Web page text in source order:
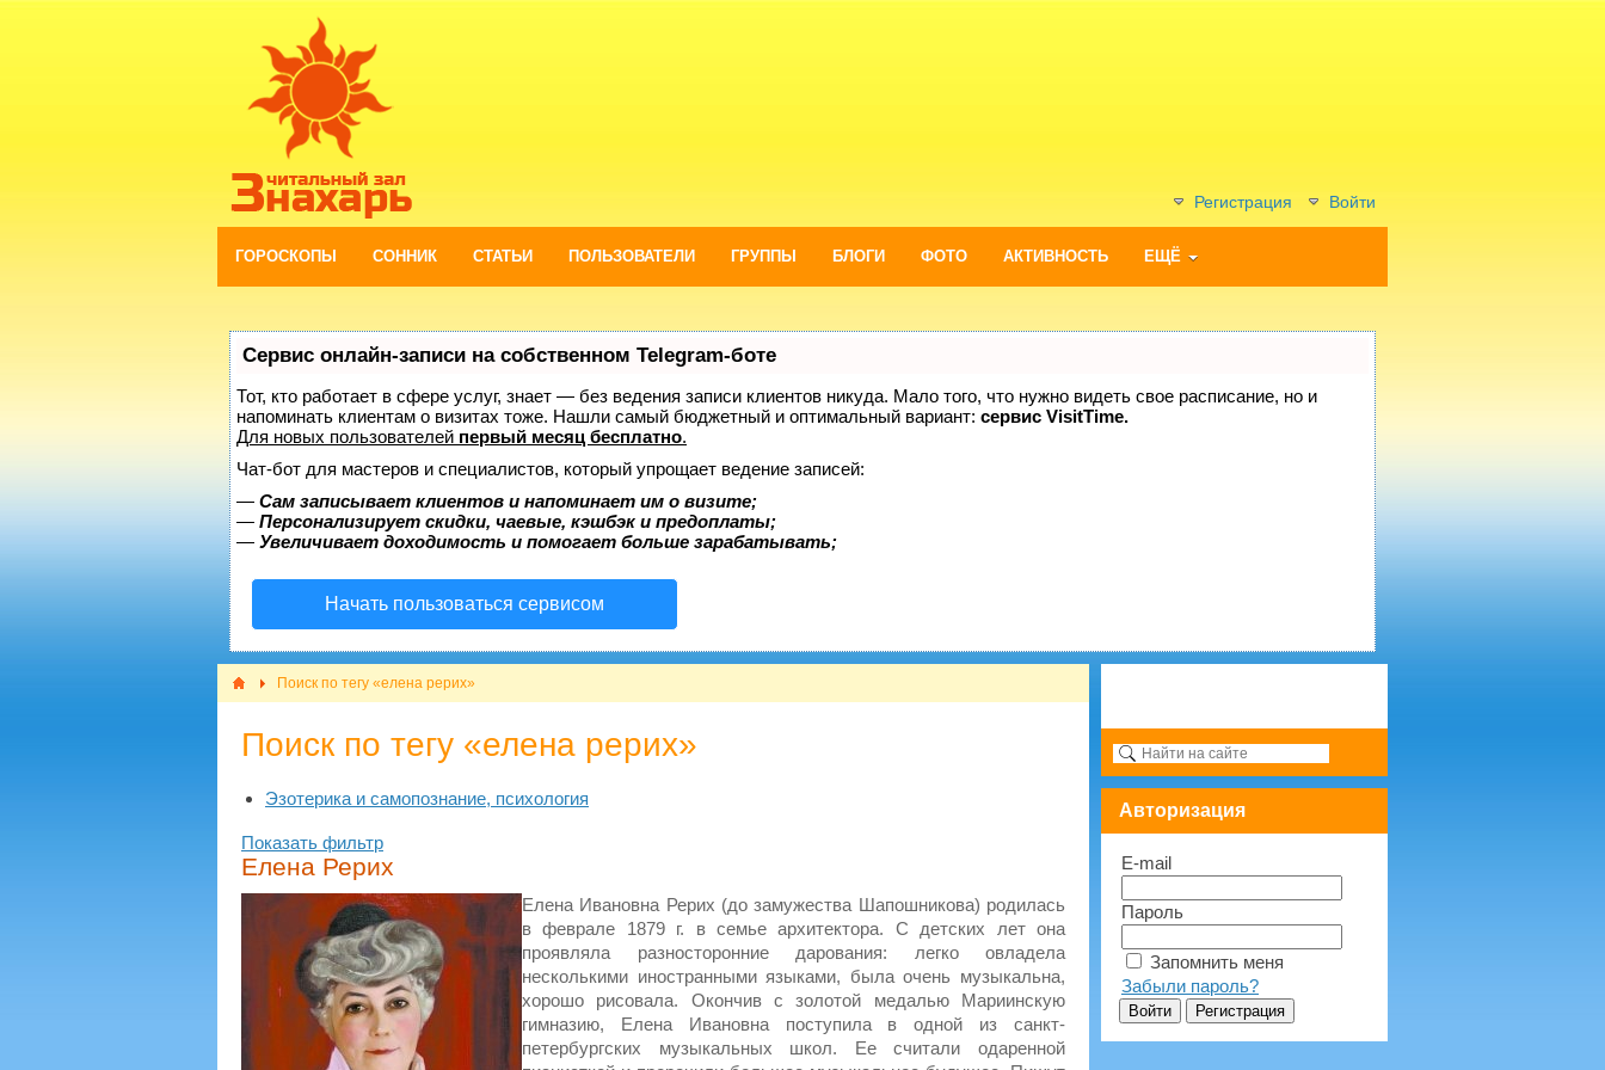
Регистрация Войти
ГОРОСКОПЫ СОННИК СТАТЬИ ПОЛЬЗОВАТЕЛИ ГРУППЫ БЛОГИ ФОТО АКТИВНОСТЬ ЕЩЁ
Сервис онлайн-записи на собственном Telegram-боте
Тот, кто работает в сфере услуг, знает — без ведения записи клиентов никуда. Мало того, что нужно видеть свое расписание, но и
напоминать клиентам о визитах тоже. Нашли самый бюджетный и оптимальный вариант: сервис VisitTime.
Для новых пользователей первый месяц бесплатно.
Чат-бот для мастеров и специалистов, который упрощает ведение записей:
— Сам записывает клиентов и напоминает им о визите;
— Персонализирует скидки, чаевые, кэшбэк и предоплаты;
— Увеличивает доходимость и помогает больше зарабатывать;
Начать пользоваться сервисом
Поиск по тегу «елена рерих»
Поиск по тегу «елена рерих»
Эзотерика и самопознание, психология
Показать фильтр
Елена Рерих
Елена Ивановна Рерих (до замужества Шапошникова) родилась
в феврале 1879 г. в семье архитектора. С детских лет она
проявляла разносторонние дарования: легко овладела
несколькими иностранными языками, была очень музыкальна,
хорошо рисовала. Окончив с золотой медалью Мариинскую
гимназию, Елена Ивановна поступила в одной из санкт-
петербургских музыкальных школ. Ее считали одаренной
Авторизация
E-mail
Пароль
Запомнить меня
Забыли пароль?